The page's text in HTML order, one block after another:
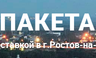
в г.Ростов-